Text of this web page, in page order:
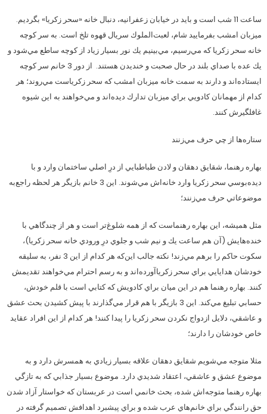
ساعت 11 شب است و بايد در خيابان زعفرانيه، دنبال خانه «سحر زكريا» بگرديم.
ميزبان امشب بفرماييد شام، لعبت‌الملوك سريال قهوه تلخ است. به سر كوچه
خانه سحر زكريا كه مي‌رسيم، مي‌بينيم يك نور بسيار زياد از كوچه ساطع مي‌شود و
يك عده با صداي بلند در حال صحبت و خنديدن هستند. از دور 3 خانم سر كوچه
ايستاده‌اند و دارند به سمت خانه ميزبان امشب كه سحر زكرياست مي‌روند؛ هر
كدام از مهمانان كادويي براي ميزبان تدارك ديده‌اند و مي‌خواهند به اين شيوه
غافلگيرش كنند.
ستاره‌ها از چي حرف مي‌زنند
بهاره رهنما، شقايق دهقان و لادن طباطبايي از درِ اصلي ساختمان وارد و با
ديده‌بوسي سحر زكريا وارد خانه‌اش مي‌شوند. اين 3 خانم بازيگر هر لحظه راجع‌به
موضوعاتي حرف مي‌زنند؛
مثل هميشه، اين بهاره رهنماست كه از همه شلوغ‌تر است و هر از چندگاهي با
خنده‌هايش (آن هم ساعت يك و نيم شب و جلوي درِ ورودي خانه سحر زكريا)،
سكوت حاكم را برهم مي‌زند! نكته جالب اين‌كه هر كدام از اين 3 نفر، به سليقه
خودشان هدايايي براي سحر زكريا‌آورده‌اند و به رسم احترام مي‌خواهند تقديمش
كنند. بهاره رهنما هم در اين ميان براي كادويش كه كتابي است با قلم خودش،
حسابي تبليغ مي‌كند. اين 3 بازيگر با هم قرار مي‌گذارند با پيش‌ كشيدن بحث عشق
و عاشقي، دلايل ازدواج نكردن سحر زكريا را پيدا كنند! هر كدام از اين افراد عقايد
خاص خودشان را دارند؛
مثلا متوجه مي‌شويم ‌شقايق دهقان علاقه بسيار زيادي به همسرش دارد و به
موضوع عشق و عاشقي، اعتقاد شديدي دارد. موضوع بسيار جذابي كه به تازگي
بهاره رهنما متوجه‌اش شده، بحث خانمي است در عربستان كه خواستار آزاد شدن
حق رانندگي براي خانم‌هاي عرب شده و براي پيشبرد اهدافش تصميم گرفته در